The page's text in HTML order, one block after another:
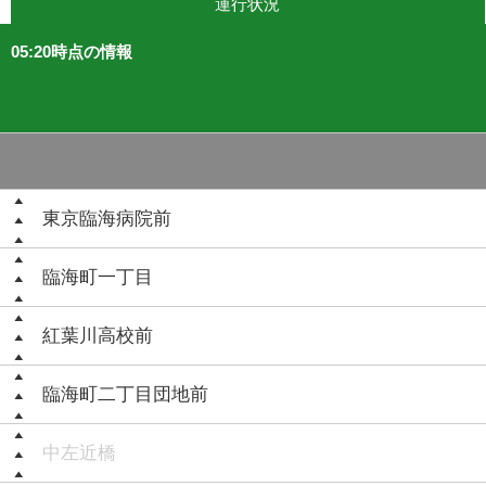
運行状況
05:20時点の情報
東京臨海病院前
臨海町一丁目
紅葉川高校前
臨海町二丁目団地前
中左近橋